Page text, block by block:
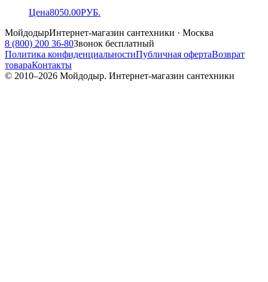
Цена8050.00РУБ.
МойдодырИнтернет-магазин сантехники · Москва
8 (800) 200 36-80Звонок бесплатный
Политика конфиденциальностиПубличная офертаВозврат
товараКонтакты
© 2010–2026 Мойдодыр. Интернет-магазин сантехники